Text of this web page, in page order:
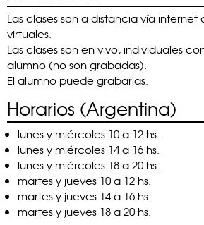
Las clases son a distancia vía internet
virtuales.
Las clases son en vivo, individuales
alumno (no son grabadas).
El alumno puede grabarlas.
Horarios (Argentina)
lunes y miércoles 10 a 12 hs.
lunes y miércoles 14 a 16 hs.
lunes y miércoles 18 a 20 hs.
martes y jueves 10 a 12 hs.
martes y jueves 14 a 16 hs.
martes y jueves 18 a 20 hs.